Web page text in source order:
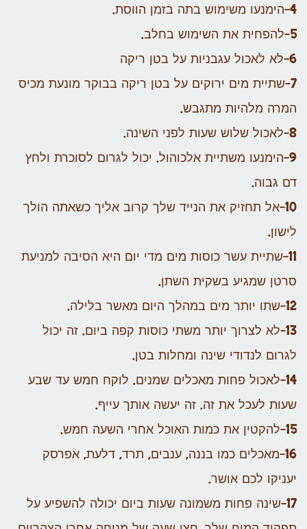
4-הימנעו משימוש בתה בזמן הווסת.
5-להפחית את השימוש בחלב.
6-לא לאכול עגבניות על בטן ריקה
7-שתיית מים ירוקים על בטן ריקה בבוקר מונעת מכיס
המרה מלהיות מתגבש.
8-לאכול שלוש שעות לפני השינה.
9-הימנעו משתיית אלכוהול. יכול לגרום לסוכרת ולחץ
דם גבוה.
10-אל תחזיק את הנייד שלך קרוב אליך כשאתה הולך
לישון.
11-שתיית עשר כוסות מים מדי יום היא הסיבה למניעת
סרטן שמגיע בשקית השתן.
12-שתו יותר מים במהלך היום מאשר בלילה.
13-לא לצרוך יותר משתי כוסות קפה ביום. זה יכול
לגרום לנדודי שינה ומחלות בטן.
14-לאכול פחות מאכלים שמנים. לוקח חמש עד שבע
שעות לעכל את זה. זה יעשה אותך עייף.
15-להקטין את כמות האוכל אחרי השעה חמש.
16-מאכלים כמו בננה, ענבים, תרד, דלעת, אפרסק
יעניקו לכם אושר.
17-שינה פחות משמונה שעות ביום יכולה להשפיע על